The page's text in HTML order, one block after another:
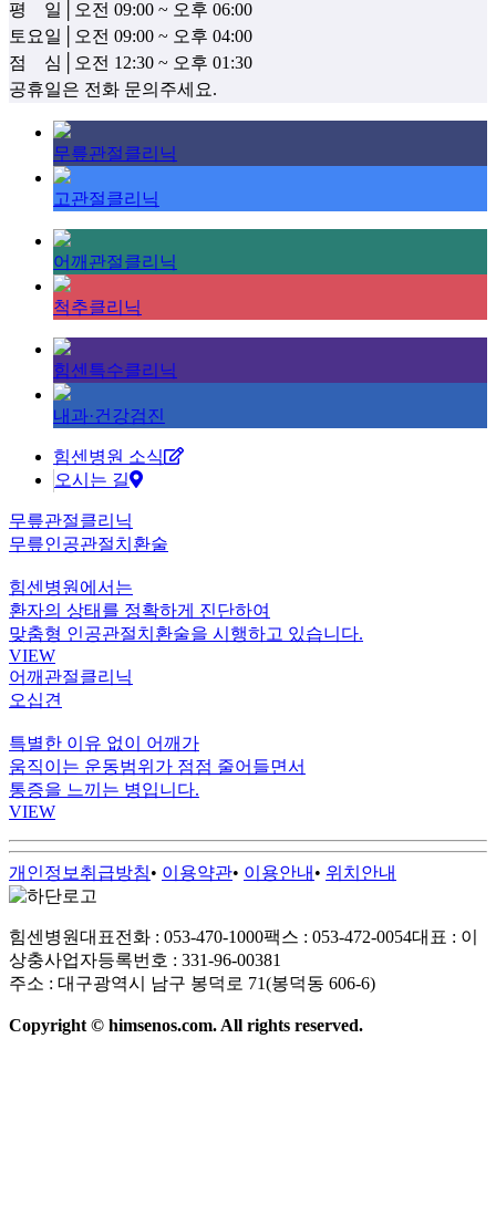
평 일
오전 09:00 ~ 오후 06:00
​토요일
오전 09:00 ~ 오후 04:00
점 심
오전 12:30 ~ 오후 01:30
공휴일은 전화 문의주세요.
무릎관절클리닉
고관절클리닉
어깨관절클리닉
척추클리닉
힘센특수클리닉
내과·건강검진
힘센병원 소식
오시는 길
무릎관절클리닉
무릎인공관절치환술
힘센병원에서는
환자의 상태를 정확하게 진단하여
맞춤형 인공관절치환술을 시행하고 있습니다.
VIEW
어깨관절클리닉
오십견
특별한 이유 없이 어깨가
움직이는 운동범위가 점점 줄어들면서
통증을 느끼는 병입니다.
VIEW
개인정보취급방침• 이용약관• 이용안내 • 위치안내
힘센병원대표전화 : 053-470-1000팩스 : 053-472-0054대표 : 이
상충사업자등록번호 : 331-96-00381
주소 : 대구광역시 남구 봉덕로 71(봉덕동 606-6)
Copyright © himsenos.com.All rights reserved.